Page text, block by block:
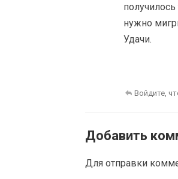
нужно
Удачи.
Войдите,
Добавить
Для отправки